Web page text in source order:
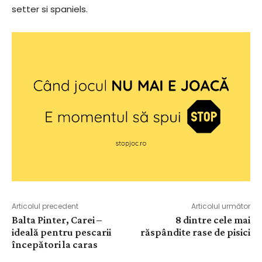
setter si spaniels.
Articolul precedent
Balta Pinter, Carei –
ideală pentru pescarii
începători la caras
Articolul următor
8 dintre cele mai
răspândite rase de pisici